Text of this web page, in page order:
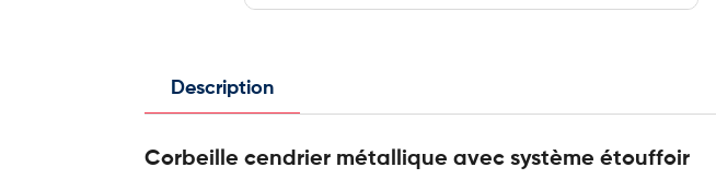
Description
Corbeille cendrier métallique avec système étouffoir